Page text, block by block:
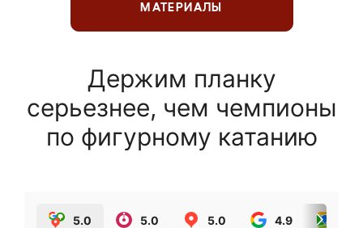
МАТЕРИАЛЫ
Держим планку
серьезнее, чем чемпионы
по фигурному катанию
5.0 5.0 5.0 4.9